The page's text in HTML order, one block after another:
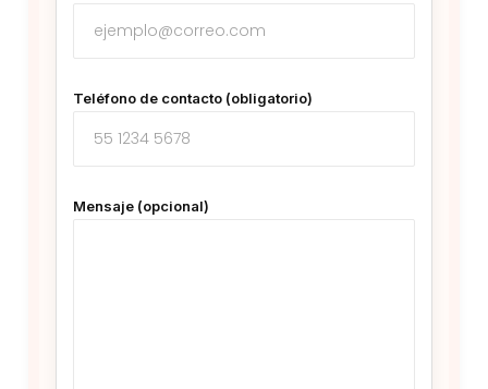
Teléfono de contacto (obligatorio)
Mensaje (opcional)